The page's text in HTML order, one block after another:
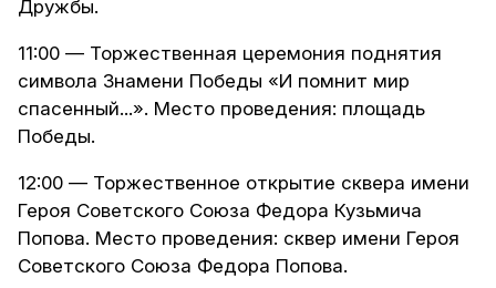
Дружбы.
11:00 — Торжественная церемония поднятия
символа Знамени Победы «И помнит мир
спасенный...». Место проведения: площадь
Победы.
12:00 — Торжественное открытие сквера имени
Героя Советского Союза Федора Кузьмича
Попова. Место проведения: сквер имени Героя
Советского Союза Федора Попова.